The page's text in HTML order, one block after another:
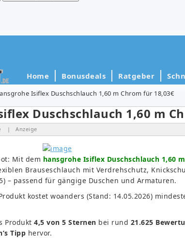
Home Bonusdeals Ratgeber
Isiflex Duschschlauch 1,60 m Chrom für 18,03€
Duschschlauch 1,60 m
| Anzeige
Mit dem hansgrohe Isiflex Duschschlauch 1,60
Brauseschlauch mit Verdrehschutz,
– passend für gängige Duschen und Armaturen.
kostet woanders (Stand: 14.05.2026)
Produkt 4,5 von 5 Sternen bei rund 21.625
Tipp hervor.